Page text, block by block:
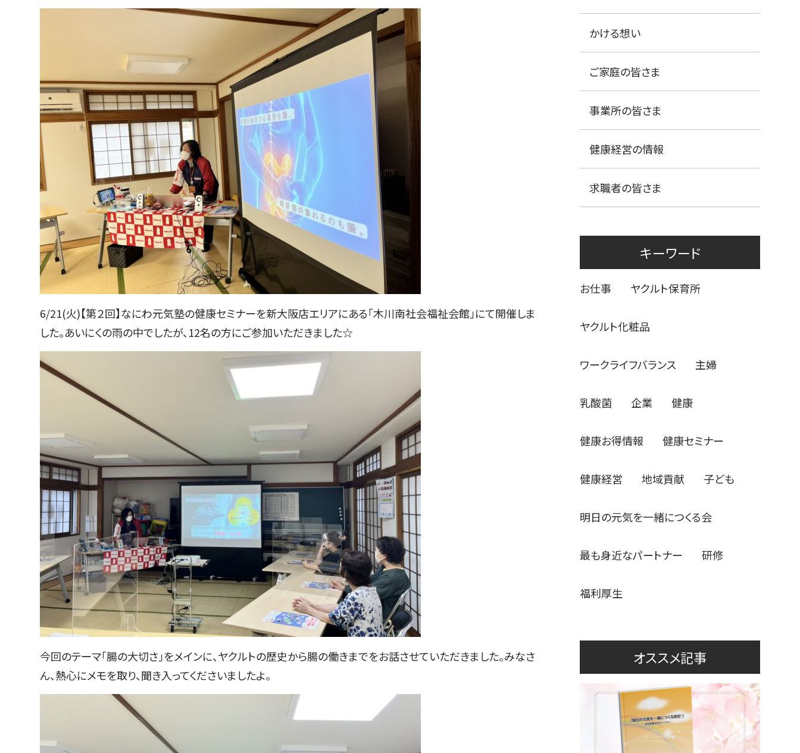
6/21(火)【第２回】なにわ元気塾の健康セミナーを新大阪店エリアにある「木川南社会福祉会館」にて開催しま
した。あいにくの雨の中でしたが、12名の方にご参加いただきました☆
今回のテーマ「腸の大切さ」をメインに、ヤクルトの歴史から腸の働きまでをお話させていただきました。みなさ
ん、熱心にメモを取り、聞き入ってくださいましたよ。
かける想い
ご家庭の皆さま
事業所の皆さま
健康経営の情報
求職者の皆さま
キーワード
お仕事 ヤクルト保育所
ヤクルト化粧品
ワークライフバランス 主婦
乳酸菌 企業 健康
健康お得情報 健康セミナー
健康経営 地域貢献 子ども
明日の元気を一緒につくる会
最も身近なパートナー 研修
福利厚生
オススメ記事